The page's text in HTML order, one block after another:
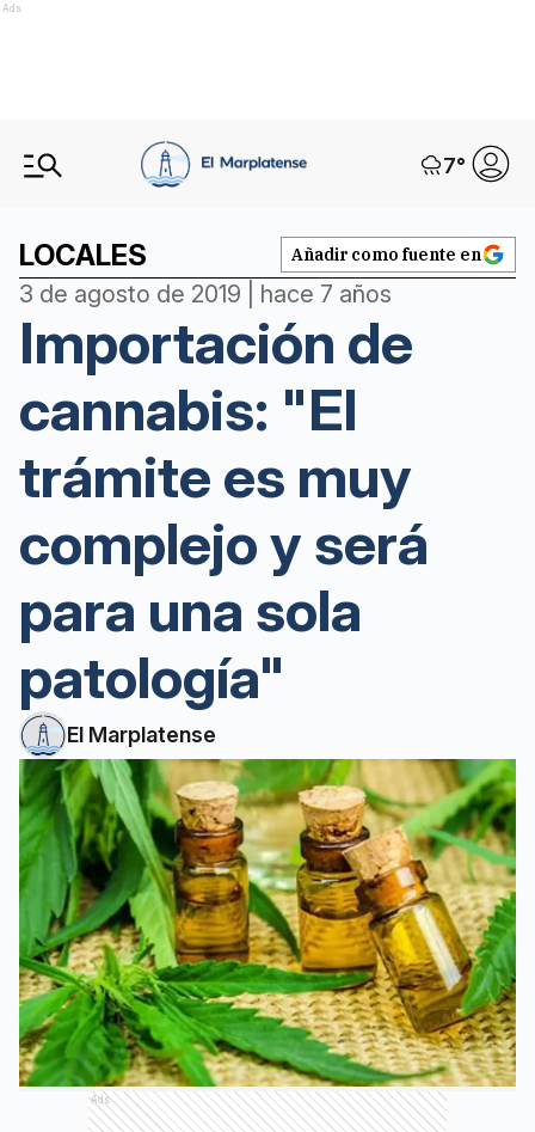
Ads
7°
LOCALES Añadir como fuente en
3 de agosto de 2019 | hace 7 años
Importación de
cannabis: "El
trámite es muy
complejo y será
para una sola
patología"
El Marplatense
Ads